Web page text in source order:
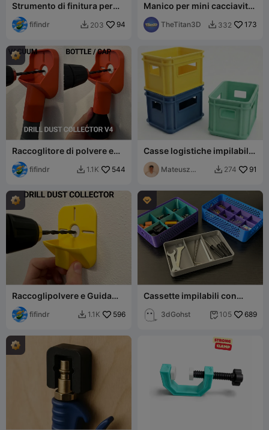
Strumento di finitura per
silicone / sigillante
fifindr  203 94
Manico per mini cacciavite
per punte esagonali da 1/4"
TheTitan3D  332 173
Raccoglitore di polvere e
guida per trapano V4
fifindr  1.1K 544
Casse logistiche impilabili |
3 dimensioni
Mateusz
 274 91
Raccoglipolvere e Guida
per Trapano
fifindr  1.1K 596

Cassette impilabili con
3dGohst  105 689